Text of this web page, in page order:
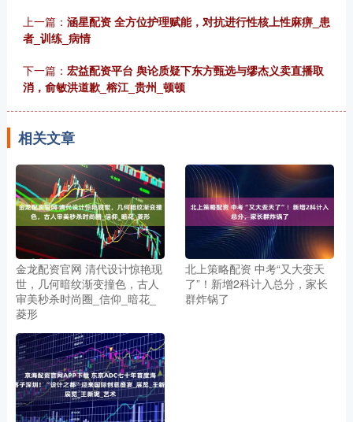
上一篇： 涵星配资 全方位护理赋能，对抗进行性核上性麻痹_患
者_训练_病情
下一篇： 宏益配资平台 舆论质疑下东方甄选与缪杰义卖直播取
消，俞敏洪道歉_榕江_贵州_顿顿
相关文章
金龙配资官网 清代设计惊艳现
世，几何暗纹渐变撞色，古人
审美秒杀时尚圈_信仰_暗花_
菱形
北上策略配资 中考“又大变天
了”！新增2科计入总分，家长
群炸锅了